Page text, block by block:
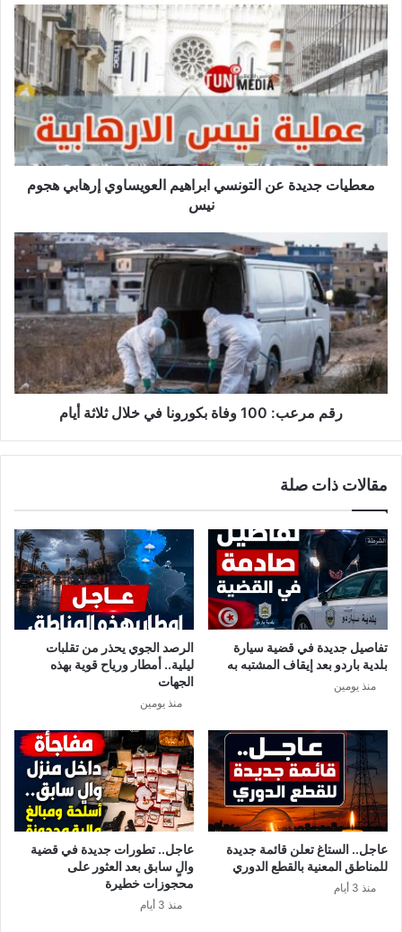
معطيات
جديدة
عن
التونسي
ابراهيم
العويساوي
إرهابي
هجوم
نيس
معطيات جديدة عن التونسي ابراهيم العويساوي إرهابي هجوم
نيس
رقم
مرعب:
100
وفاة
بكورونا
في
خلال
ثلاثة
أيام
رقم مرعب: 100 وفاة بكورونا في خلال ثلاثة أيام
مقالات ذات صلة
تفاصيل جديدة في قضية سيارة
بلدية باردو بعد إيقاف المشتبه به
منذ يومين
الرصد الجوي يحذر من تقلبات
ليلية.. أمطار ورياح قوية بهذه
الجهات
منذ يومين
عاجل.. الستاغ تعلن قائمة جديدة
للمناطق المعنية بالقطع الدوري
منذ 3 أيام
عاجل.. تطورات جديدة في قضية
والٍ سابق بعد العثور على
محجوزات خطيرة
منذ 3 أيام